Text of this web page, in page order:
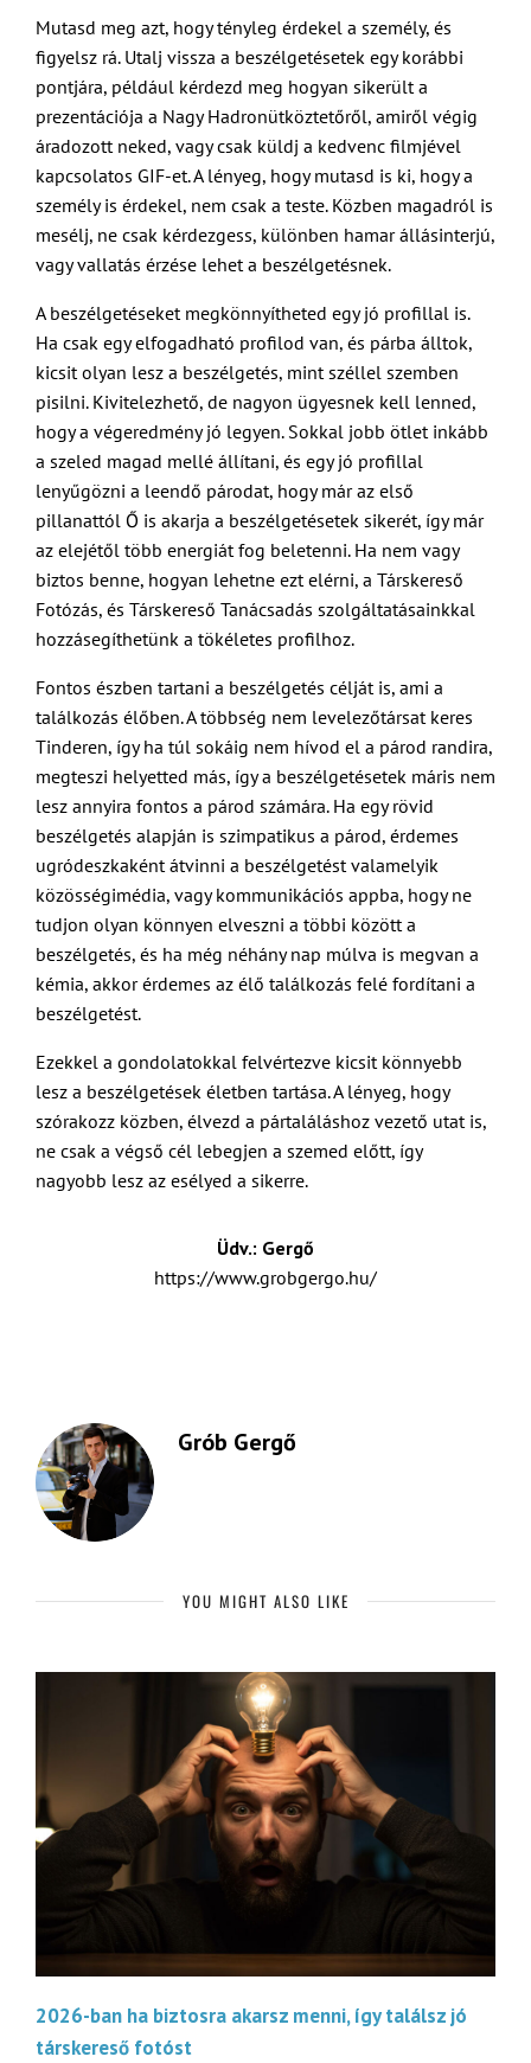
Mutasd meg azt, hogy tényleg érdekel a személy, és
figyelsz rá. Utalj vissza a beszélgetésetek egy korábbi
pontjára, például kérdezd meg hogyan sikerült a
prezentációja a Nagy Hadronütköztetőről, amiről végig
áradozott neked, vagy csak küldj a kedvenc filmjével
kapcsolatos GIF-et. A lényeg, hogy mutasd is ki, hogy a
személy is érdekel, nem csak a teste. Közben magadról is
mesélj, ne csak kérdezgess, különben hamar állásinterjú,
vagy vallatás érzése lehet a beszélgetésnek.
A beszélgetéseket megkönnyítheted egy jó profillal is.
Ha csak egy elfogadható profilod van, és párba álltok,
kicsit olyan lesz a beszélgetés, mint széllel szemben
pisilni. Kivitelezhető, de nagyon ügyesnek kell lenned,
hogy a végeredmény jó legyen. Sokkal jobb ötlet inkább
a szeled magad mellé állítani, és egy jó profillal
lenyűgözni a leendő párodat, hogy már az első
pillanattól Ő is akarja a beszélgetésetek sikerét, így már
az elejétől több energiát fog beletenni. Ha nem vagy
biztos benne, hogyan lehetne ezt elérni, a Társkereső
Fotózás, és Társkereső Tanácsadás szolgáltatásainkkal
hozzásegíthetünk a tökéletes profilhoz.
Fontos észben tartani a beszélgetés célját is, ami a
találkozás élőben. A többség nem levelezőtársat keres
Tinderen, így ha túl sokáig nem hívod el a párod randira,
megteszi helyetted más, így a beszélgetésetek máris nem
lesz annyira fontos a párod számára. Ha egy rövid
beszélgetés alapján is szimpatikus a párod, érdemes
ugródeszkaként átvinni a beszélgetést valamelyik
közösségimédia, vagy kommunikációs appba, hogy ne
tudjon olyan könnyen elveszni a többi között a
beszélgetés, és ha még néhány nap múlva is megvan a
kémia, akkor érdemes az élő találkozás felé fordítani a
beszélgetést.
Ezekkel a gondolatokkal felvértezve kicsit könnyebb
lesz a beszélgetések életben tartása. A lényeg, hogy
szórakozz közben, élvezd a pártaláláshoz vezető utat is,
ne csak a végső cél lebegjen a szemed előtt, így
nagyobb lesz az esélyed a sikerre.
Üdv.: Gergő
https://www.grobgergo.hu/
Grób Gergő
YOU MIGHT ALSO LIKE
2026-ban ha biztosra akarsz menni, így találsz jó
társkereső fotóst